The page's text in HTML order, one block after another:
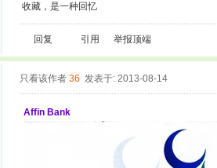
收藏，是一种回忆
回复 引用 举报顶端
只看该作者 36 发表于: 2013-08-14
Affin Bank